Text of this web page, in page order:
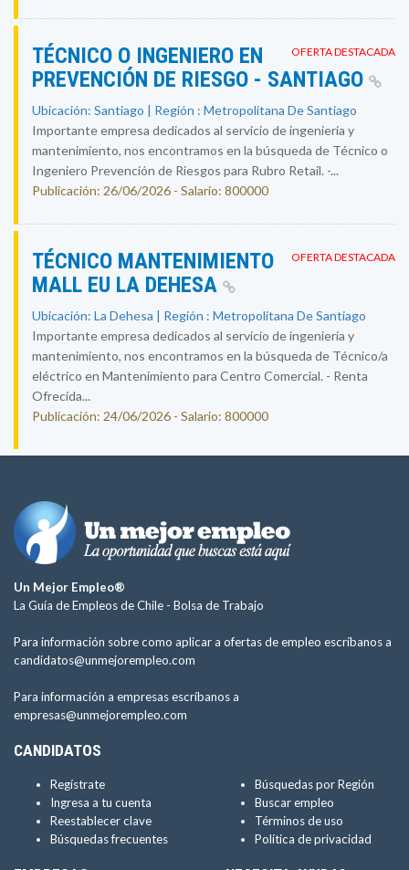
OFERTA DESTACADA
TÉCNICO O INGENIERO EN
PREVENCIÓN DE RIESGO - SANTIAGO
Ubicación: Santiago | Región : Metropolitana De Santiago
Importante empresa dedicados al servicio de ingeniería y
mantenimiento, nos encontramos en la búsqueda de Técnico o
Ingeniero Prevención de Riesgos para Rubro Retail. -...
Publicación: 26/06/2026 - Salario: 800000
OFERTA DESTACADA
TÉCNICO MANTENIMIENTO
MALL EU LA DEHESA
Ubicación: La Dehesa | Región : Metropolitana De Santiago
Importante empresa dedicados al servicio de ingeniería y
mantenimiento, nos encontramos en la búsqueda de Técnico/a
eléctrico en Mantenimiento para Centro Comercial. - Renta
Ofrecida...
Publicación: 24/06/2026 - Salario: 800000
Un Mejor Empleo®
La Guía de Empleos de Chile - Bolsa de Trabajo
Para información sobre como aplicar a ofertas de empleo escríbanos a
candidatos@unmejorempleo.com
Para información a empresas escríbanos a
empresas@unmejorempleo.com
CANDIDATOS
Regístrate
Ingresa a tu cuenta
Reestablecer clave
Búsquedas frecuentes
Búsquedas por Región
Buscar empleo
Términos de uso
Política de privacidad